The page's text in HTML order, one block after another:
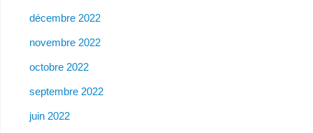
décembre 2022
novembre 2022
octobre 2022
septembre 2022
juin 2022